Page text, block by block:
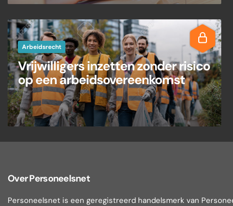
Arbeidsrecht
Vrijwilligers inzetten zonder risico
op een arbeidsovereenkomst
Over Personeelsnet
Personeelsnet is een geregistreerd handelsmerk van